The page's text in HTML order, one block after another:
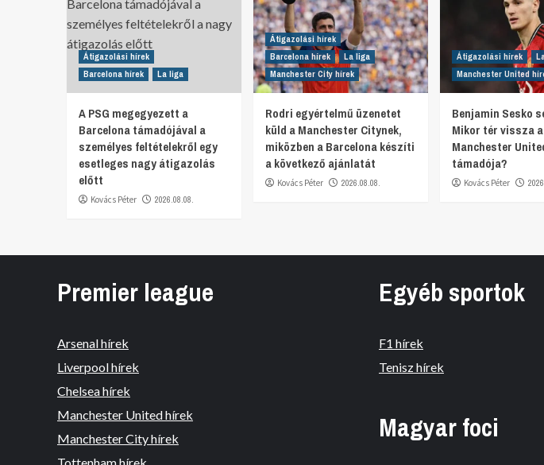
Átigazolási hírek
Barcelona hírek
La liga
A PSG megegyezett a
Barcelona támadójával a
személyes feltételekről egy
esetleges nagy átigazolás
előtt
Kovács Péter 2026.08.08.
Átigazolási hírek
Barcelona hírek
La liga
Manchester City hírek
Rodri egyértelmű üzenetet
küld a Manchester Citynek,
miközben a Barcelona készíti
a következő ajánlatát
Kovács Péter 2026.08.08.
Átigazolási hírek
Manchester United
Benjamin Sesko
Mikor tér vissza a
Manchester
támadója?
Kovács Péter
Premier league
Arsenal hírek
Liverpool hírek
Chelsea hírek
Manchester United hírek
Manchester City hírek
Egyéb sportok
F1 hírek
Tenisz hírek
Magyar foci